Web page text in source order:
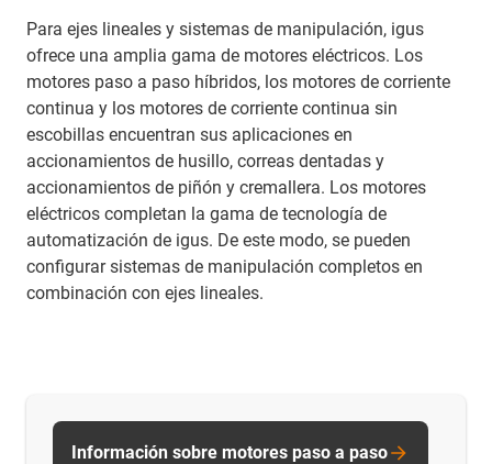
Para ejes lineales y sistemas de manipulación, igus
ofrece una amplia gama de motores eléctricos. Los
motores paso a paso híbridos, los motores de corriente
continua y los motores de corriente continua sin
escobillas encuentran sus aplicaciones en
accionamientos de husillo, correas dentadas y
accionamientos de piñón y cremallera. Los motores
eléctricos completan la gama de tecnología de
automatización de igus. De este modo, se pueden
configurar sistemas de manipulación completos en
combinación con ejes lineales.
Información sobre motores paso a paso